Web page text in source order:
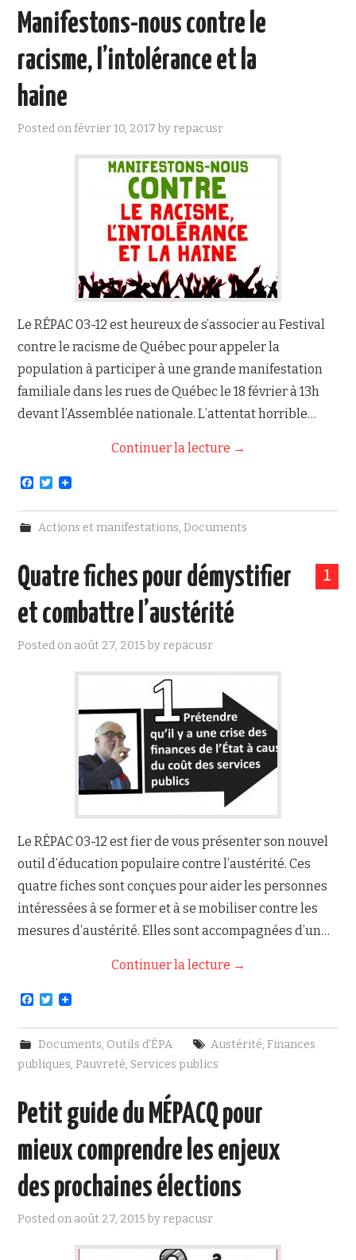
k
Manifestons-nous contre le
racisme, l’intolérance et la
haine
Posted onfévrier 10, 2017 byrepacusr
Le RÉPAC 03-12 est heureux de s’associer au Festival
contre le racisme de Québec pour appeler la
population à participer à une grande manifestation
familiale dans les rues de Québec le 18 février à 13h
devant l’Assemblée nationale. L’attentat horrible…
Continuer la lecture →
F
c
b
k
T
i
t
t
Actions et manifestations, Documents
1
Quatre fiches pour démystifier
et combattre l’austérité
Posted on août 27, 2015 byrepacusr
Le RÉPAC 03-12 est fier de vous présenter son nouvel
outil d’éducation populaire contre l’austérité. Ces
quatre fiches sont conçues pour aider les personnes
intéressées à se former et à se mobiliser contre les
mesures d’austérité. Elles sont accompagnées d’un…
Continuer la lecture →
F
c
e
b
o
T
i
t
e
Documents, Outils d'ÉPA Austérité, Finances
publiques,Pauvreté, Services publics
Petit guide du MÉPACQ pour
mieux comprendre les enjeux
des prochaines élections
Posted on août 27, 2015 byrepacusr